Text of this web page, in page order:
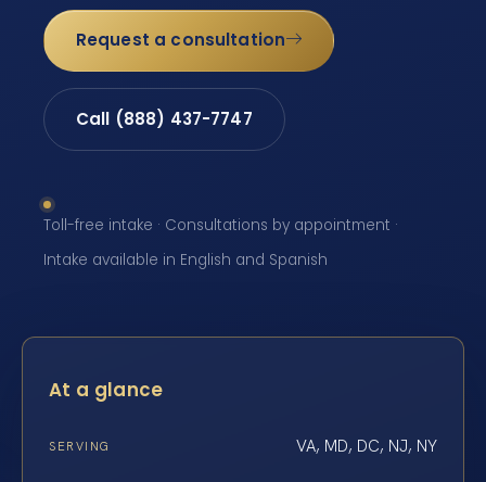
Request a consultation
Call (888) 437-7747
Toll-free intake · Consultations by appointment ·
Intake available in English and Spanish
At a glance
SERVING VA, MD, DC, NJ, NY